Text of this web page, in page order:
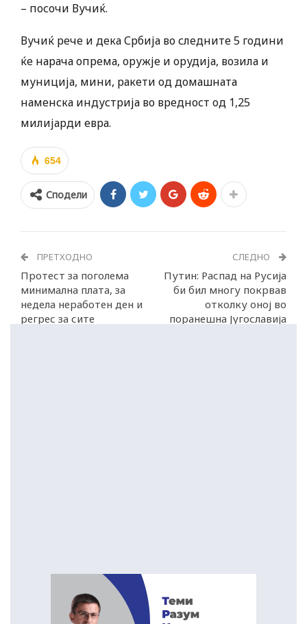
– посочи Вучиќ.
Вучиќ рече и дека Србија во следните 5 години
ќе нарача опрема, оружје и орудија, возила и
муниција, мини, ракети од домашната
наменска индустрија во вредност од 1,25
милијарди евра.
654
Сподели
ПРЕТХОДНО
Протест за поголема
минимална плата, за
недела неработен ден и
регрес за сите
СЛЕДНО
Путин: Распад на Русија
би бил многу покрвав
отколку оној во
поранешна Југославија